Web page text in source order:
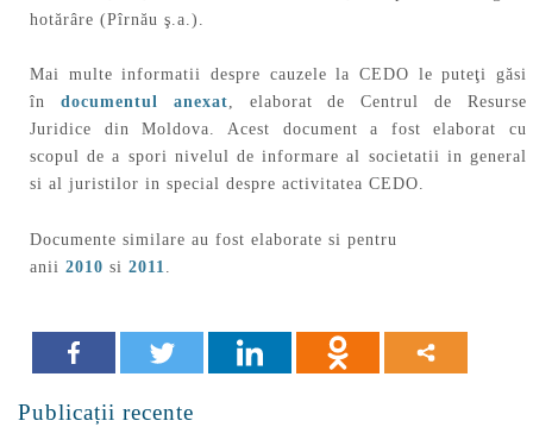
hotărâre (Pîrnău ş.a.).
Mai multe informatii despre cauzele la CEDO le puteţi găsi
în documentul anexat, elaborat de Centrul de Resurse
Juridice din Moldova. Acest document a fost elaborat cu
scopul de a spori nivelul de informare al societatii in general
si al juristilor in special despre activitatea CEDO.
Documente similare au fost elaborate si pentru
anii 2010 si 2011.
Publicații recente